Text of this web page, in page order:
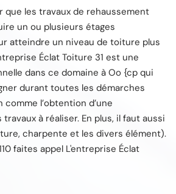
que les travaux de rehaussement
un ou plusieurs étages
atteindre un niveau de toiture plus
Éclat Toiture 31 est une
dans ce domaine à Oo {cp qui
durant toutes les démarches
l’obtention d’une
à réaliser. En plus, il faut aussi
charpente et les divers élément).
faites appel L'entreprise Éclat